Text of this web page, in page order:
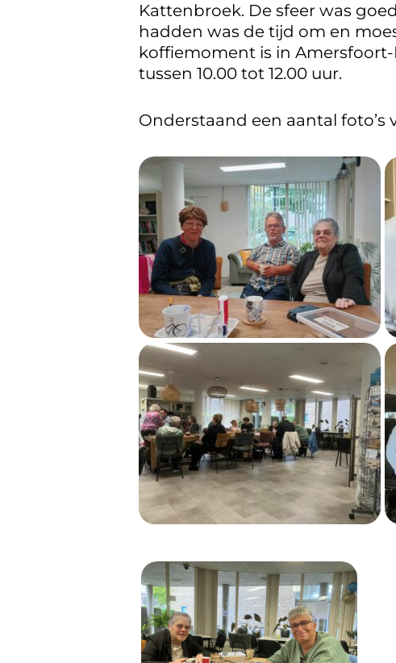
Kattenbroek. De sfeer was
hadden was de tijd om en
koffiemoment is in
tussen 10.00 tot 12.00 uur.
Onderstaand een aantal